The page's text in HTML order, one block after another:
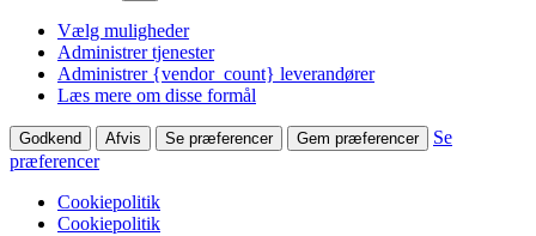
Vælg muligheder
Administrer tjenester
Administrer {vendor_count} leverandører
Læs mere om disse formål
Godkend Afvis Se præferencer Gem præferencer
Se
præferencer
Cookiepolitik
Cookiepolitik